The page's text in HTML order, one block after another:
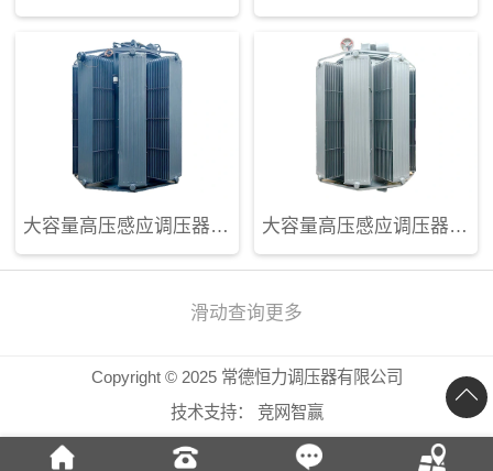
大容量高压感应调压器-(3) 大容量高压感应调压器-(2)
滑动查询更多
Copyright © 2025 常德恒力调压器有限公司
技术支持：
竞网智赢